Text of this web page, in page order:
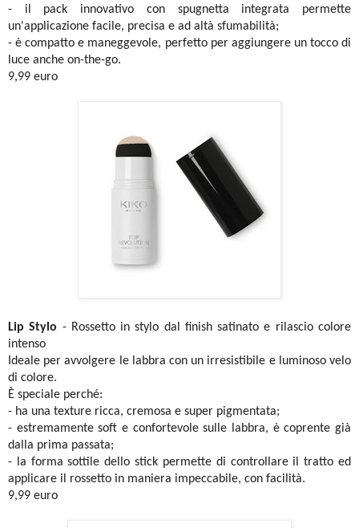
- il pack innovativo con spugnetta integrata permette
un'applicazione facile, precisa e ad altà sfumabilità;
- è compatto e maneggevole, perfetto per aggiungere un tocco di
luce anche on-the-go.
9,99 euro
Lip Stylo - Rossetto in stylo dal finish satinato e rilascio colore
intenso
Ideale per avvolgere le labbra con un irresistibile e luminoso velo
di colore.
È speciale perché:
- ha una texture ricca, cremosa e super pigmentata;
- estremamente soft e confortevole sulle labbra, è coprente già
dalla prima passata;
- la forma sottile dello stick permette di controllare il tratto ed
applicare il rossetto in maniera impeccabile, con facilità.
9,99 euro